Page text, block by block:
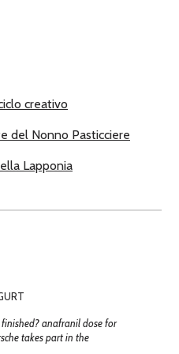
creativo
del Nonno Pasticciere
Lapponia
anafranil dose for
takes part in the